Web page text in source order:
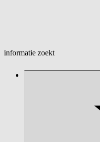
informatie zoekt